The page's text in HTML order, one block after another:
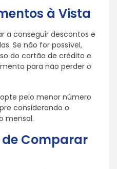
à Vista
a conseguir descontos e
Se não for possível,
do cartão de crédito e
para não perder o
pelo menor número
considerando o
mensal.
de Comparar